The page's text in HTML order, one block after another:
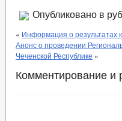
Опубликовано в
« Информация о результатах
Анонс о проведении
Чеченской Республике »
Комментирование